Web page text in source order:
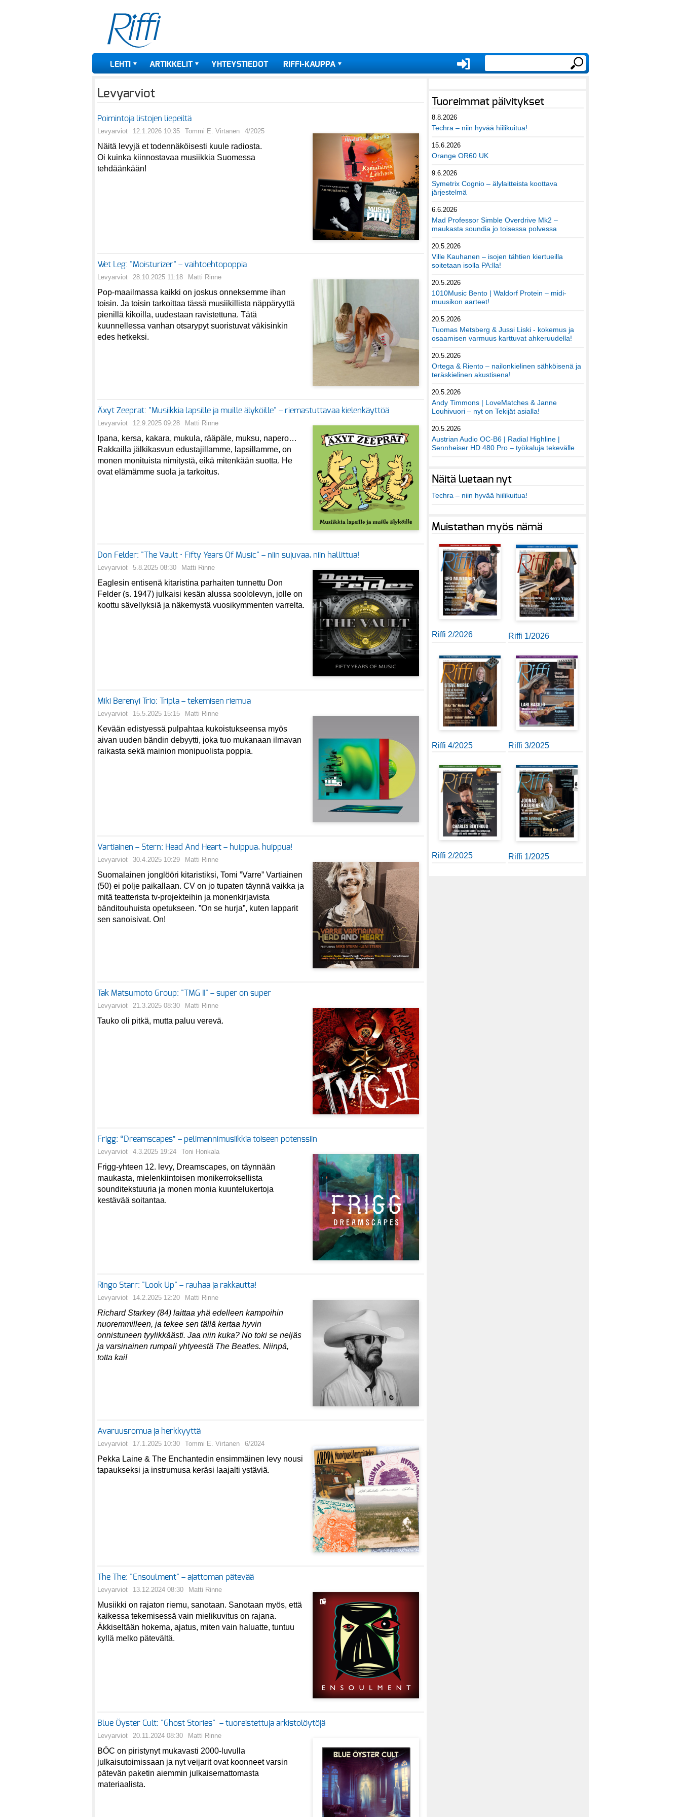
LEHTI ARTIKKELIT YHTEYSTIEDOT RIFFI-KAUPPA
Levyarviot
Poimintoja listojen liepeiltä
Levyarviot 12.1.2026 10:35 Tommi E. Virtanen 4/2025
Näitä levyjä et todennäköisesti kuule radiosta.
Oi kuinka kiinnostavaa musiikkia Suomessa
tehdäänkään!
Wet Leg: "Moisturizer" – vaihtoehtopoppia
Levyarviot 28.10.2025 11:18 Matti Rinne
Pop-maailmassa kaikki on joskus onneksemme ihan
toisin. Ja toisin tarkoittaa tässä musiikillista näppäryyttä
pienillä kikoilla, uudestaan ravistettuna. Tätä
kuunnellessa vanhan otsarypyt suoristuvat väkisinkin
edes hetkeksi.
Äxyt Zeeprat: "Musiikkia lapsille ja muille älyköille" – riemastuttavaa kielenkäyttöä
Levyarviot 12.9.2025 09:28 Matti Rinne
Ipana, kersa, kakara, mukula, rääpäle, muksu, napero…
Rakkailla jälkikasvun edustajillamme, lapsillamme, on
monen monituista nimitystä, eikä mitenkään suotta. He
ovat elämämme suola ja tarkoitus.
Don Felder: "The Vault • Fifty Years Of Music" – niin sujuvaa, niin hallittua!
Levyarviot 5.8.2025 08:30 Matti Rinne
Eaglesin entisenä kitaristina parhaiten tunnettu Don
Felder (s. 1947) julkaisi kesän alussa soololevyn, jolle on
koottu sävellyksiä ja näkemystä vuosikymmenten varrelta.
Miki Berenyi Trio: Tripla – tekemisen riemua
Levyarviot 15.5.2025 15:15 Matti Rinne
Kevään edistyessä pulpahtaa kukoistukseensa myös
aivan uuden bändin debyytti, joka tuo mukanaan ilmavan
raikasta sekä mainion monipuolista poppia.
Vartiainen – Stern: Head And Heart – huippua, huippua!
Levyarviot 30.4.2025 10:29 Matti Rinne
Suomalainen jonglööri kitaristiksi, Tomi ”Varre” Vartiainen
(50) ei polje paikallaan. CV on jo tupaten täynnä vaikka ja
mitä teatterista tv-projekteihin ja monenkirjavista
bänditouhuista opetukseen. ”On se hurja”, kuten lapparit
sen sanoisivat. On!
Tak Matsumoto Group: "TMG II" – super on super
Levyarviot 21.3.2025 08:30 Matti Rinne
Tauko oli pitkä, mutta paluu verevä.
Frigg: “Dreamscapes” – pelimannimusiikkia toiseen potenssiin
Levyarviot 4.3.2025 19:24 Toni Honkala
Frigg-yhteen 12. levy, Dreamscapes, on täynnään
maukasta, mielenkiintoisen monikerroksellista
sounditekstuuria ja monen monia kuuntelukertoja
kestävää soitantaa.
Ringo Starr: "Look Up" – rauhaa ja rakkautta!
Levyarviot 14.2.2025 12:20 Matti Rinne
Richard Starkey (84) laittaa yhä edelleen kampoihin
nuoremmilleen, ja tekee sen tällä kertaa hyvin
onnistuneen tyylikkäästi. Jaa niin kuka? No toki se neljäs
ja varsinainen rumpali yhtyeestä The Beatles. Niinpä,
totta kai!
Avaruusromua ja herkkyyttä
Levyarviot 17.1.2025 10:30 Tommi E. Virtanen 6/2024
Pekka Laine & The Enchantedin ensimmäinen levy nousi
tapaukseksi ja instrumusa keräsi laajalti ystäviä.
The The: "Ensoulment" – ajattoman pätevää
Levyarviot 13.12.2024 08:30 Matti Rinne
Musiikki on rajaton riemu, sanotaan. Sanotaan myös, että
kaikessa tekemisessä vain mielikuvitus on rajana.
Äkkiseltään hokema, ajatus, miten vain haluatte, tuntuu
kyllä melko pätevältä.
Blue Öyster Cult: "Ghost Stories" – tuoreistettuja arkistolöytöjä
Levyarviot 20.11.2024 08:30 Matti Rinne
BÖC on piristynyt mukavasti 2000-luvulla
julkaisutoimissaan ja nyt veijarit ovat koonneet varsin
pätevän paketin aiemmin julkaisemattomasta
materiaalista.
Tuoreimmat päivitykset
8.8.2026
Techra – niin hyvää hiilikuitua!
15.6.2026
Orange OR60 UK
9.6.2026
Symetrix Cognio – älylaitteista koottava
järjestelmä
6.6.2026
Mad Professor Simble Overdrive Mk2 –
maukasta soundia jo toisessa polvessa
20.5.2026
Ville Kauhanen – isojen tähtien kiertueilla
soitetaan isolla PA:lla!
20.5.2026
1010Music Bento | Waldorf Protein – midi-
muusikon aarteet!
20.5.2026
Tuomas Metsberg & Jussi Liski - kokemus ja
osaamisen varmuus karttuvat ahkeruudella!
20.5.2026
Ortega & Riento – nailonkielinen sähköisenä ja
teräskielinen akustisena!
20.5.2026
Andy Timmons | LoveMatches & Janne
Louhivuori – nyt on Tekijät asialla!
20.5.2026
Austrian Audio OC-B6 | Radial Highline |
Sennheiser HD 480 Pro – työkaluja tekevälle
Näitä luetaan nyt
Techra – niin hyvää hiilikuitua!
Muistathan myös nämä
Riffi 2/2026 Riffi 1/2026
Riffi 4/2025 Riffi 3/2025
Riffi 2/2025 Riffi 1/2025